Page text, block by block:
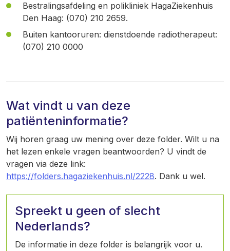
Bestralingsafdeling en polikliniek HagaZiekenhuis
Den Haag: (070) 210 2659.
Buiten kantooruren: dienstdoende radiotherapeut:
(070) 210 0000
Wat vindt u van deze
patiënteninformatie?
Wij horen graag uw mening over deze folder. Wilt u na
het lezen enkele vragen beantwoorden? U vindt de
vragen via deze link:
https://folders.hagaziekenhuis.nl/2228. Dank u wel.
Spreekt u geen of slecht
Nederlands?
De informatie in deze folder is belangrijk voor u.